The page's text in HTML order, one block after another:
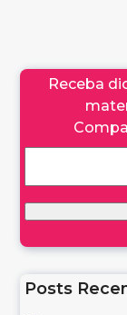
Receba
Posts